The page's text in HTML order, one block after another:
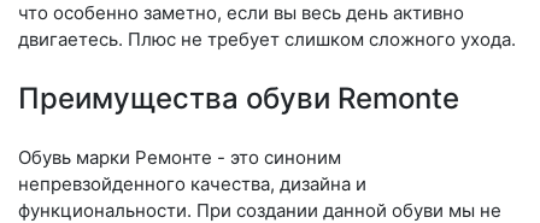
что особенно заметно, если вы весь день активно
двигаетесь. Плюс не требует слишком сложного ухода.
Преимущества обуви Remonte
Обувь марки Ремонте - это синоним
непревзойденного качества, дизайна и
функциональности. При создании данной обуви мы не